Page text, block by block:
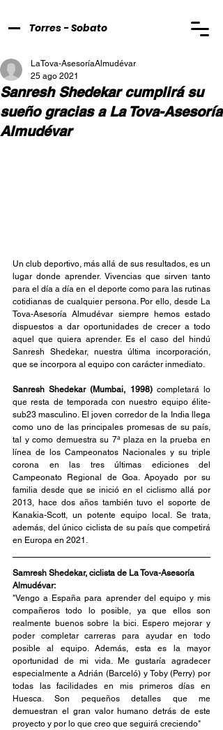
Torres - Sobato
Sanresh Shedekar cumplirá su
sueño gracias a La Tova-Asesoría
Almudévar
LaTova-AsesoríaAlmudévar
25 ago 2021
Un club deportivo, más allá de sus resultados, es un
lugar donde aprender. Vivencias que sirven tanto
para el día a día en el deporte como para las rutinas
cotidianas de cualquier persona. Por ello, desde La
Tova-Asesoría Almudévar siempre hemos estado
dispuestos a dar oportunidades de crecer a todo
aquel que quiera aprender. Es el caso del hindú
Sanresh Shedekar, nuestra última incorporación,
que se incorpora al equipo con carácter inmediato.
Sanresh Shedekar (Mumbai, 1998) completará lo
que resta de temporada con nuestro equipo élite-
sub23 masculino. El joven corredor de la India llega
como uno de las principales promesas de su país,
tal y como demuestra su 7ª plaza en la prueba en
línea de los Campeonatos Nacionales y su triple
corona en las tres últimas ediciones del
Campeonato Regional de Goa. Apoyado por su
familia desde que se inició en el ciclismo allá por
2013, hace dos años también tuvo el soporte de
Kanakia-Scott, un potente equipo local. Se trata,
además, del único ciclista de su país que competirá
en Europa en 2021.
Samresh Shedekar, ciclista de La Tova-Asesoría
Almudévar:
"Vengo a España para aprender del equipo y mis
compañeros todo lo posible, ya que ellos son
realmente buenos sobre la bici. Espero mejorar y
poder completar carreras para ayudar en todo
posible al equipo. Además, esta es la mayor
oportunidad de mi vida. Me gustaría agradecer
especialmente a Adrián (Barceló) y Toby (Perry) por
todas las facilidades en mis primeros días en
Huesca. Son pequeños detalles que me
demuestran el gran valor humano detrás de este
proyecto y por lo que creo que seguirá creciendo"